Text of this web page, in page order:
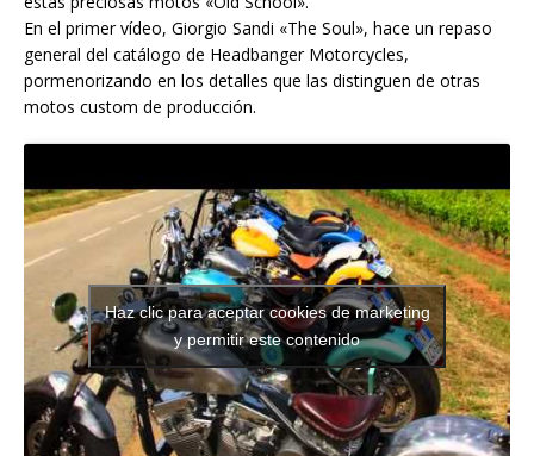
En el primer vídeo, Giorgio Sandi «The Soul», hace un repaso
general del catálogo de Headbanger Motorcycles,
pormenorizando en los detalles que las distinguen de otras
motos custom de producción.
Haz clic para aceptar cookies de marketing
y permitir este contenido